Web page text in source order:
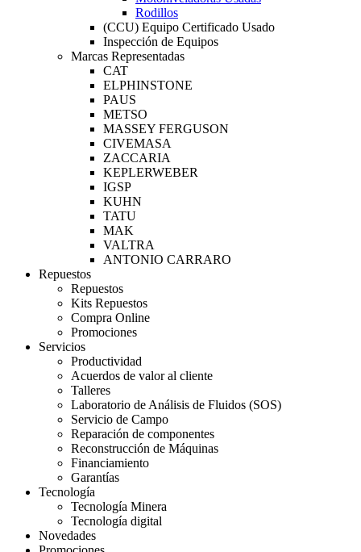
Rodillos
(CCU) Equipo Certificado Usado
Inspección de Equipos
Marcas Representadas
CAT
ELPHINSTONE
PAUS
METSO
MASSEY FERGUSON
CIVEMASA
ZACCARIA
KEPLERWEBER
IGSP
KUHN
TATU
MAK
VALTRA
ANTONIO CARRARO
Repuestos
Repuestos
Kits Repuestos
Compra Online
Promociones
Servicios
Productividad
Acuerdos de valor al cliente
Talleres
Laboratorio de Análisis de Fluidos (SOS)
Servicio de Campo
Reparación de componentes
Reconstrucción de Máquinas
Financiamiento
Garantías
Tecnología
Tecnología Minera
Tecnología digital
Novedades